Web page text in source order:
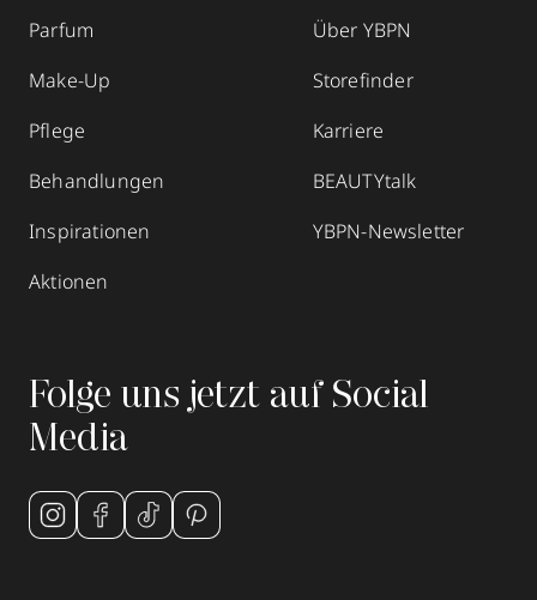
Parfum
Make-Up
Pflege
Behandlungen
Inspirationen
Aktionen
Über YBPN
Storefinder
Karriere
BEAUTYtalk
YBPN-Newsletter
Folge uns jetzt auf Social
Media